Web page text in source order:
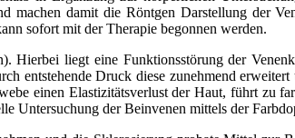
damit die Röntgen Darstellung der
sofort mit der Therapie begonnen werden.
Hierbei liegt eine Funktionsstörung der
entstehende Druck diese zunehmend
einen Elastizitätsverlust der Haut, führt zu
Untersuchung der Beinvenen mittels der